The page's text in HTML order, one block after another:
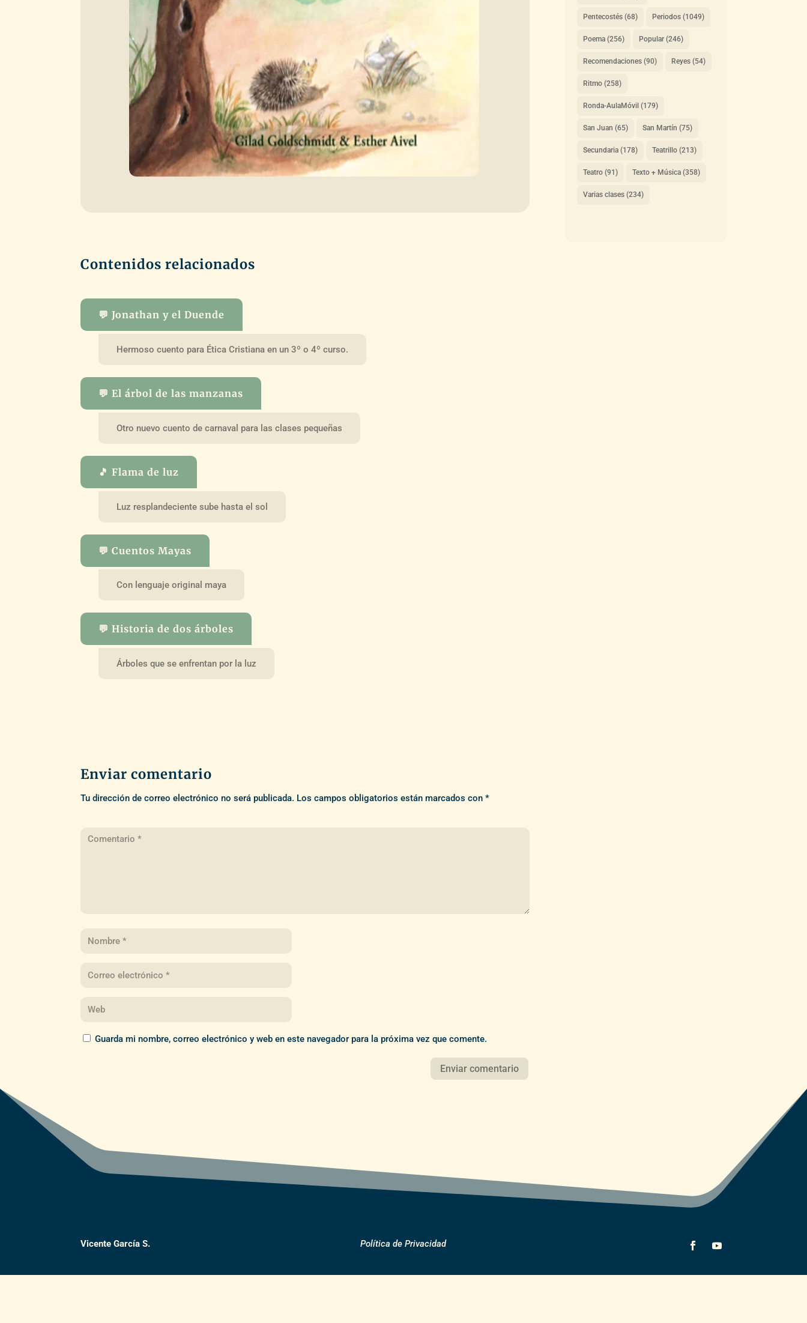
Contenidos relacionados
💬 Jonathan y el Duende
Hermoso cuento para Ética Cristiana en un 3º o 4º curso.
💬 El árbol de las manzanas
Otro nuevo cuento de carnaval para las clases pequeñas
🎵 Flama de luz
Luz resplandeciente sube hasta el sol
💬 Cuentos Mayas
Con lenguaje original maya
💬 Historia de dos árboles
Árboles que se enfrentan por la luz
Enviar comentario
Tu dirección de correo electrónico no será publicada. Los campos obligatorios están marcados con*
Guarda mi nombre, correo electrónico y web en este navegador para la próxima vez que comente.
Pentecostés(68) Periodos(1049)
Poema(256) Popular(246)
Recomendaciones(90) Reyes(54)
Ritmo(258)
Ronda-AulaMóvil (179)
San Juan (65) San Martín (75)
Secundaria(178) Teatrillo(213)
Teatro(91) Texto + Música(358)
Varias clases(234)
Vicente García S. Política de Privacidad